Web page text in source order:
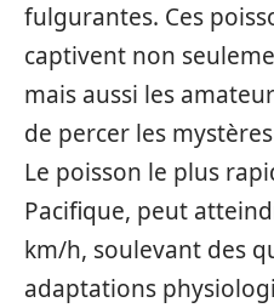
fulgurantes. Ces
captivent non
mais aussi les
de percer les
Le poisson le plus
Pacifique, peut
km/h, soulevant des
adaptations